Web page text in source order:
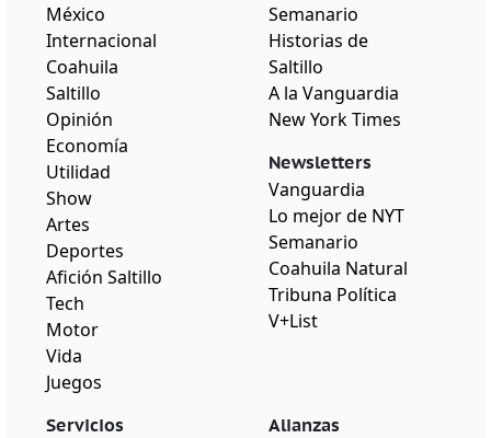
México
Internacional
Coahuila
Saltillo
Opinión
Economía
Utilidad
Show
Artes
Deportes
Afición Saltillo
Tech
Motor
Vida
Juegos
Semanario
Historias de
Saltillo
A la Vanguardia
New York Times
Newsletters
Vanguardia
Lo mejor de NYT
Semanario
Coahuila Natural
Tribuna Política
V+List
Servicios Alianzas